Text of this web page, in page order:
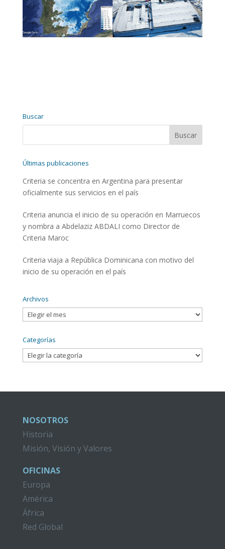
Buscar
Últimas publicaciones
Criteria se concentra en Argentina para presentar
oficialmente sus servicios en el país
Criteria anuncia el inicio de su operación en Marruecos
y nombra a Abdelaziz ABDALI como Director de
Criteria Maroc
Criteria viaja a República Dominicana con motivo del
inicio de su operación en el país
Archivos
Archivos
Categorías
Categorías
NOSOTROS
Historia
Misión, Visión y Valores
OFICINAS
Europa
América
África
Red Global